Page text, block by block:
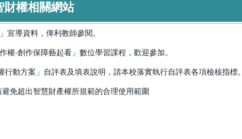
財權相關網站
宣導資料，俾利教師參閱。
權-創作保障藝起看」數位學習課程，歡迎參加。
動方案」自評表及填表說明，請本校落實執行自評表各項檢核指標。
免超出智慧財產權所規範的合理使用範圍